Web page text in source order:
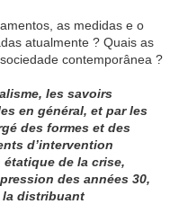
as medidas e o
atualmente ? Quais as
contemporânea ?
les savoirs
en général, et par les
des formes et des
d’intervention
de la crise,
des années 30,
la distribuant